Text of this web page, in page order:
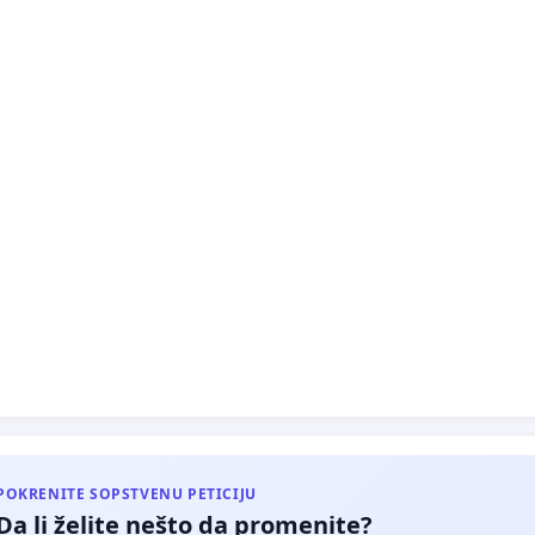
nove zgrade MUP-a u bloku 39, umesto Centra za
SOPSTVENU PETICIJU
li želite nešto da promenite?